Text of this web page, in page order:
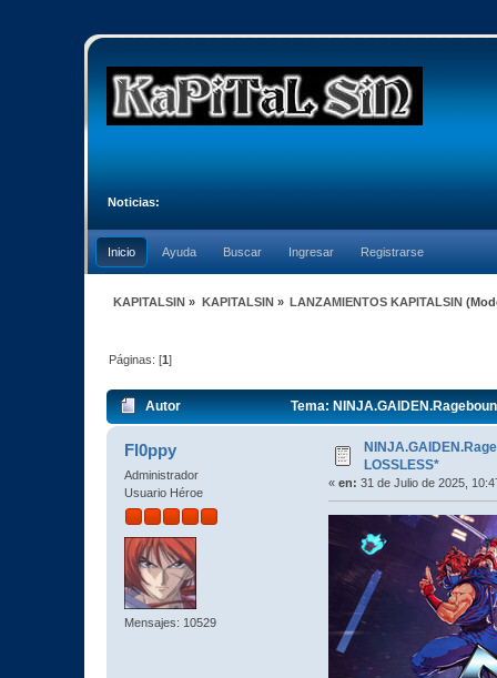
Noticias:
Inicio Ayuda Buscar Ingresar Registrarse
KAPITALSIN » KAPITALSIN» LANZAMIENTOS KAPITALSIN
Páginas: [1]
Autor Tema:
Fl0ppy
Administrador
Usuario Héroe
Mensajes: 10529
LOSSLESS*
« en: 31 de Julio de 2025,